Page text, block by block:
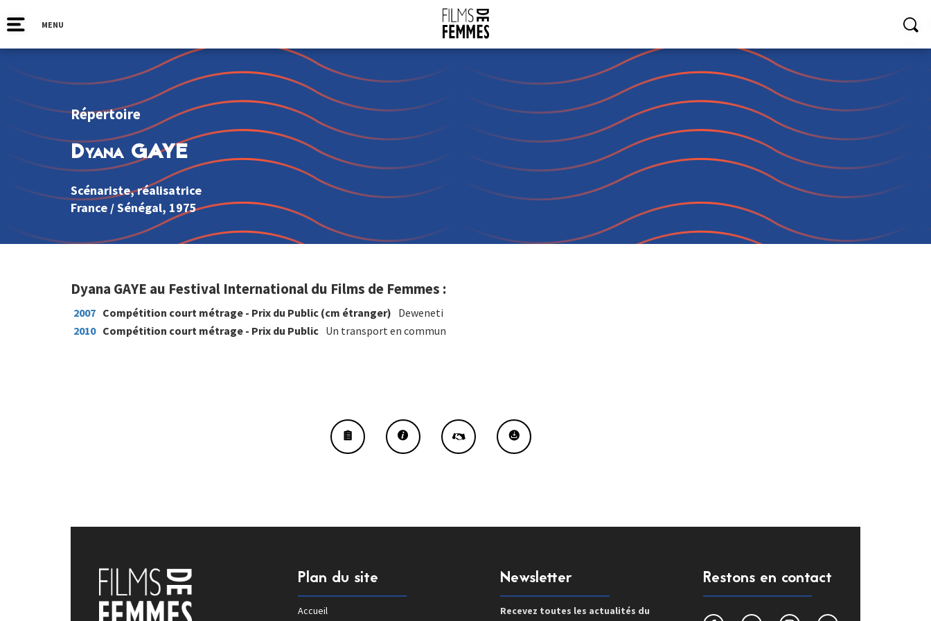
MENU
Répertoire
Dyana GAYE
Scénariste, réalisatrice
France /Sénégal, 1975
Dyana GAYE au Festival International du Films de Femmes :
2007 Compétition court métrage - Prix du Public (cm étranger) Deweneti
2010 Compétition court métrage - Prix du Public Un transport en commun
Plan du site
Accueil
Newsletter
Recevez toutes les actualités du
Restons en contact